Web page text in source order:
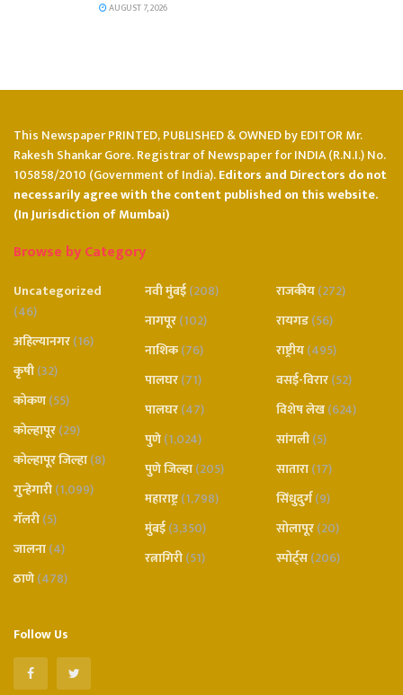
AUGUST 7, 2026
This Newspaper PRINTED, PUBLISHED & OWNED by EDITOR Mr.
Rakesh Shankar Gore. Registrar of Newspaper for INDIA (R.N.I.) No.
105858/2010 (Government of India).Editors and Directors do not
necessarily agree with the content published on this website.
(In Jurisdiction of Mumbai)
Browse by Category
Uncategorized
(46)
अहिल्यानगर(16)
कृषी(32)
कोकण(55)
कोल्हापूर(29)
कोल्हापूर जिल्हा(8)
गुन्हेगारी(1,099)
गॅलरी(5)
जालना(4)
ठाणे(478)
नवी मुंबई(208)
नागपूर(102)
नाशिक(76)
पालघर(71)
पालघर(47)
पुणे(1,024)
पुणे जिल्हा(205)
महाराष्ट्र(1,798)
मुंबई(3,350)
रत्नागिरी(51)
राजकीय(272)
रायगड(56)
राष्ट्रीय(495)
वसई-विरार(52)
विशेष लेख(624)
सांगली(5)
सातारा(17)
सिंधुदुर्ग(9)
सोलापूर(20)
स्पोर्ट्स(206)
Follow Us